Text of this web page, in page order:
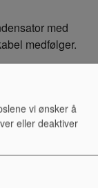
med
medfølger.
og med en
med lyd, 24
og plugins.
Bass Station
inkludert.
vi ønsker å
eller deaktiver